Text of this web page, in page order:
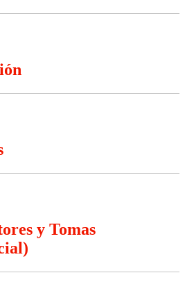
y Tomas